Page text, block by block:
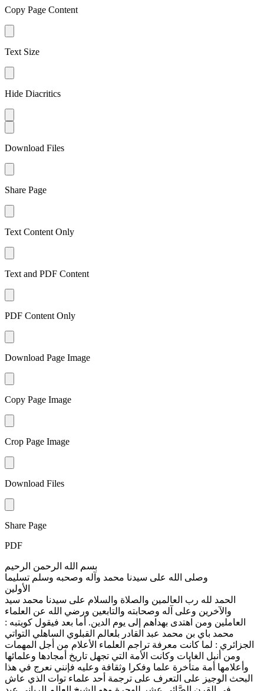
Copy Page Content
Text Size
Hide Diacritics
Download Files
Share Page
Text Content Only
Text and PDF Content
PDF Content Only
Download Page Image
Copy Page Image
Crop Page Image
Download Files
Share Page
PDF
بسم الله الرحمن الرحيم
وصلى الله على سيدنا محمد وآله وصحبه وسلم تسليما
الأولين
الحمد لله رب العالمين والصلاة والسلام على سيدنا محمد سيد
والآخرين وعلى آله وصحابته والتابعين ورضي الله عن العلماء
العاملين ومن اهتدى بهداهم إلى يوم الدين. أما بعد فيقول كويتبه :
محمد باي بن محمد عبد القادر بلعالم القبلوي الساهلي التواتي
الجزائري : لما كانت معرفة تراجم العلماء الأعلام من أجل المهمات
ومن أنبل الغايات وكانت الأمة التي تجهل تاريخ أمجادها وعلمائها
وأعلامها أمة متأخرة علما وفكرا وثقافة وعليه فإنني نعرج في هذا
البحث الوجيز على التعرف على ترجمة أحد علماء توات الذي عاش